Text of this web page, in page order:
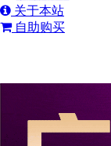
关于本站
自助购买